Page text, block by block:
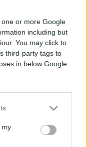
or more Google
including but
You may click to
third-party tags to
in below Google
my